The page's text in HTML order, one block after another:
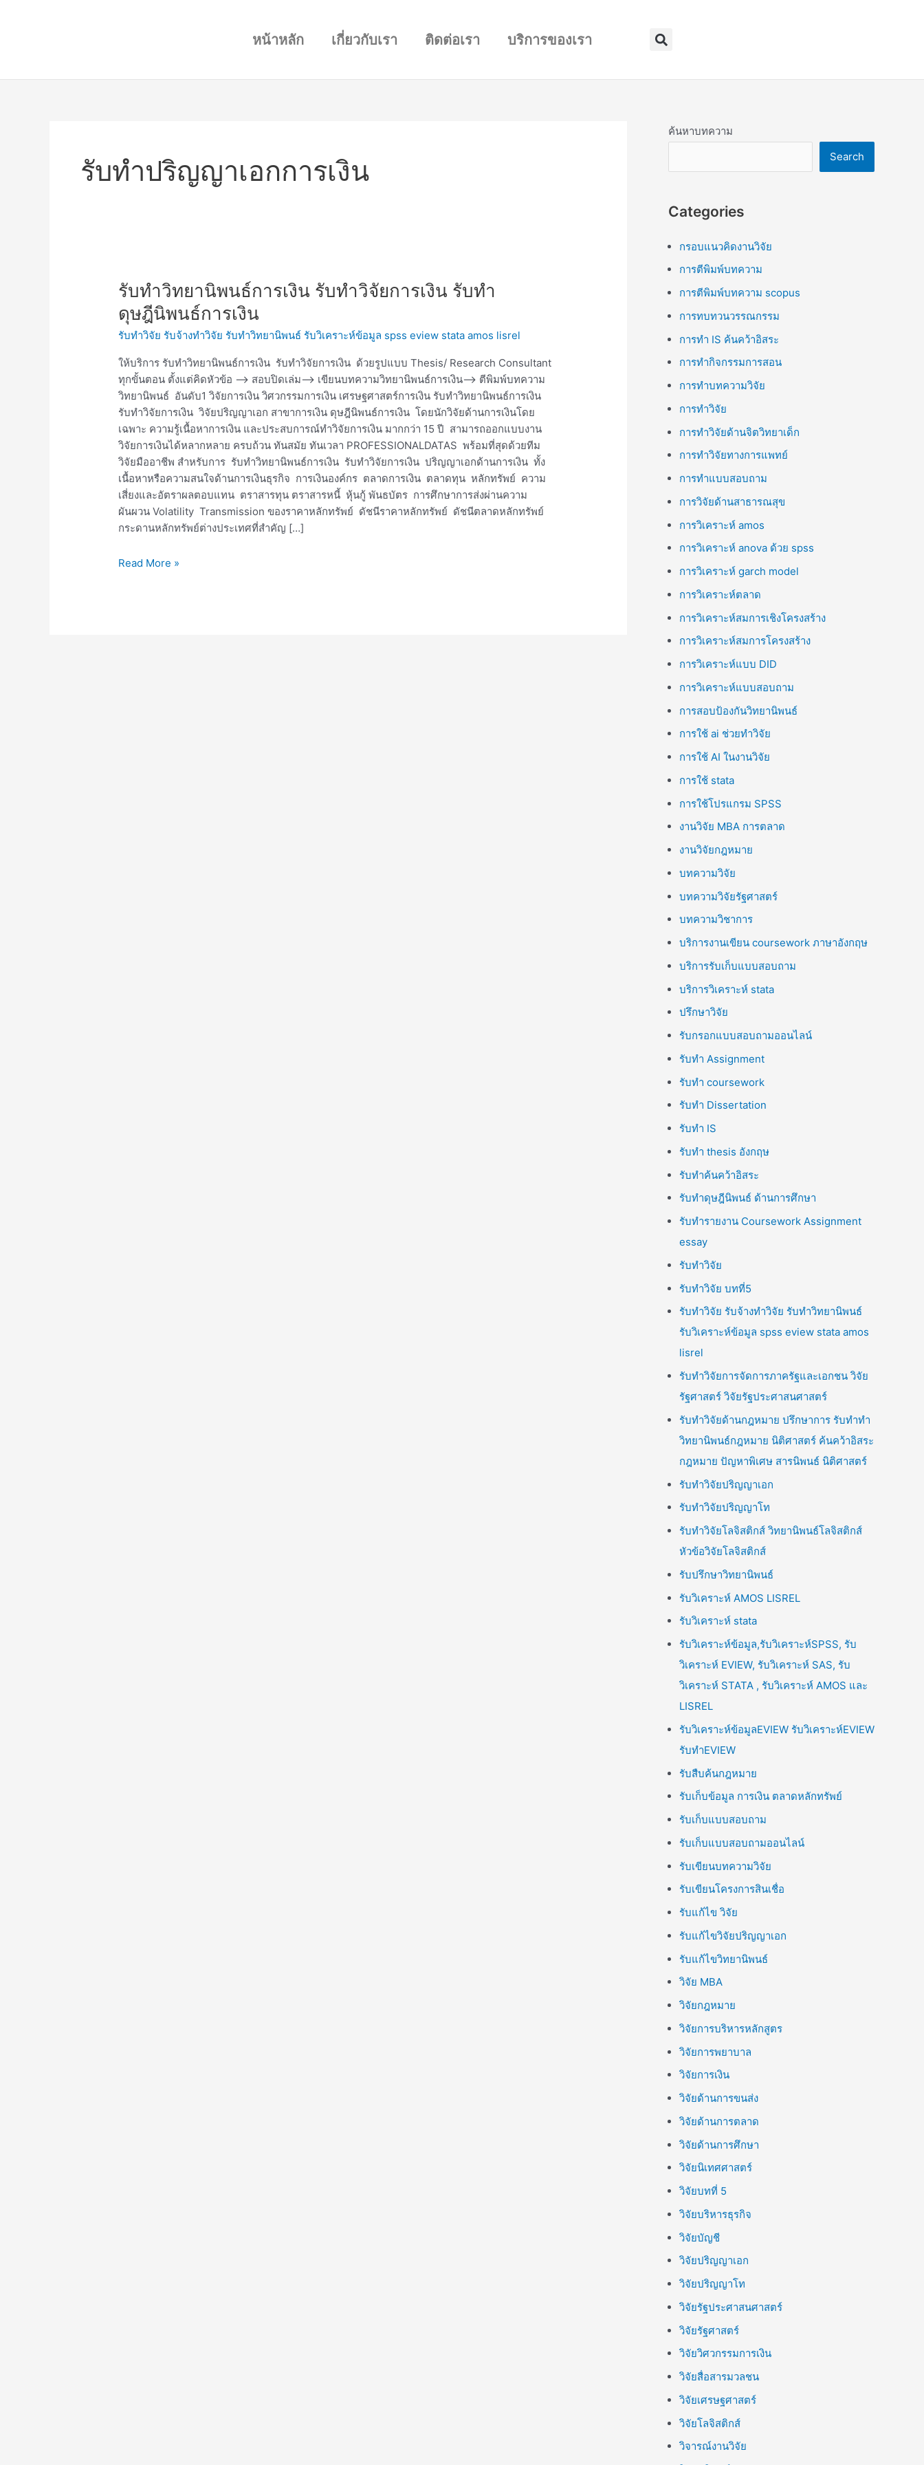
หน้าหลัก เกี่ยวกับเรา ติดต่อเรา บริการของเรา Search
รับทำปริญญาเอกการเงิน
รับทำวิทยานิพนธ์การเงิน รับทำวิจัยการเงิน รับทำ
ดุษฎีนิพนธ์การเงิน
รับทำวิจัย รับจ้างทำวิจัย รับทำวิทยานิพนธ์ รับวิเคราะห์ข้อมูล spss eview stata amos lisrel
ให้บริการ รับทำวิทยานิพนธ์การเงิน รับทำวิจัยการเงิน ด้วยรูปแบบ Thesis/ Research Consultant
ทุกขั้นตอน ตั้งแต่คิดหัวข้อ —> สอบปิดเล่ม—> เขียนบทความวิทยานิพนธ์การเงิน—-> ตีพิมพ์บทความ
วิทยานิพนธ์ อันดับ1 วิจัยการเงิน วิศวกรรมการเงิน เศรษฐศาสตร์การเงิน รับทำวิทยานิพนธ์การเงิน
รับทำวิจัยการเงิน วิจัยปริญญาเอก สาขาการเงิน ดุษฎีนิพนธ์การเงิน โดยนักวิจัยด้านการเงินโดย
เฉพาะ ความรู้เนื้อหาการเงิน และประสบการณ์ทำวิจัยการเงิน มากกว่า 15 ปี สามารถออกแบบงาน
วิจัยการเงินได้หลากหลาย ครบถ้วน ทันสมัย ทันเวลา PROFESSIONALDATAS พร้อมที่สุดด้วยทีม
วิจัยมืออาชีพ สำหรับการ รับทำวิทยานิพนธ์การเงิน รับทำวิจัยการเงิน ปริญญาเอกด้านการเงิน ทั้ง
เนื้อหาหรือความสนใจด้านการเงินธุรกิจ การเงินองค์กร ตลาดการเงิน ตลาดทุน หลักทรัพย์ ความ
เสี่ยงและอัตราผลตอบแทน ตราสารทุน ตราสารหนี้ หุ้นกู้ พันธบัตร การศึกษาการส่งผ่านความ
ผันผวน Volatility Transmission ของราคาหลักทรัพย์ ดัชนีราคาหลักทรัพย์ ดัชนีตลาดหลักทรัพย์
กระดานหลักทรัพย์ต่างประเทศที่สำคัญ […]
รับ
วิทยานิพนธ์
การ
รับ
ทำ
วิจัย
การ
เงิน
รับ
ทำ
ดุษฎีนิพนธ์
การ
เงิน
Read More »
ค้นหาบทความ
Search
Categories
กรอบแนวคิดงานวิจัย
การตีพิมพ์บทความ
การตีพิมพ์บทความ scopus
การทบทวนวรรณกรรม
การทำ IS ค้นคว้าอิสระ
การทำกิจกรรมการสอน
การทำบทความวิจัย
การทำวิจัย
การทำวิจัยด้านจิตวิทยาเด็ก
การทำวิจัยทางการแพทย์
การทำแบบสอบถาม
การวิจัยด้านสาธารณสุข
การวิเคราะห์ amos
การวิเคราะห์ anova ด้วย spss
การวิเคราะห์ garch model
การวิเคราะห์ตลาด
การวิเคราะห์สมการเชิงโครงสร้าง
การวิเคราะห์สมการโครงสร้าง
การวิเคราะห์แบบ DID
การวิเคราะห์แบบสอบถาม
การสอบป้องกันวิทยานิพนธ์
การใช้ ai ช่วยทำวิจัย
การใช้ AI ในงานวิจัย
การใช้ stata
การใช้โปรแกรม SPSS
งานวิจัย MBA การตลาด
งานวิจัยกฎหมาย
บทความวิจัย
บทความวิจัยรัฐศาสตร์
บทความวิชาการ
บริการงานเขียน coursework ภาษาอังกฤษ
บริการรับเก็บแบบสอบถาม
บริการวิเคราะห์ stata
ปรึกษาวิจัย
รับกรอกแบบสอบถามออนไลน์
รับทำ Assignment
รับทำ coursework
รับทำ Dissertation
รับทำ IS
รับทำ thesis อังกฤษ
รับทำค้นคว้าอิสระ
รับทำดุษฎีนิพนธ์ ด้านการศึกษา
รับทำรายงาน Coursework Assignment
essay
รับทำวิจัย
รับทำวิจัย บทที่5
รับทำวิจัย รับจ้างทำวิจัย รับทำวิทยานิพนธ์
รับวิเคราะห์ข้อมูล spss eview stata amos
lisrel
รับทำวิจัยการจัดการภาครัฐและเอกชน วิจัย
รัฐศาสตร์ วิจัยรัฐประศาสนศาสตร์
รับทำวิจัยด้านกฎหมาย ปรึกษาการ รับทำทำ
วิทยานิพนธ์กฎหมาย นิติศาสตร์ ค้นคว้าอิสระ
กฎหมาย ปัญหาพิเศษ สารนิพนธ์ นิติศาสตร์
รับทำวิจัยปริญญาเอก
รับทำวิจัยปริญญาโท
รับทำวิจัยโลจิสติกส์ วิทยานิพนธ์โลจิสติกส์
หัวข้อวิจัยโลจิสติกส์
รับปรึกษาวิทยานิพนธ์
รับวิเคราะห์ AMOS LISREL
รับวิเคราะห์ stata
รับวิเคราะห์ข้อมูล,รับวิเคราะห์SPSS, รับ
วิเคราะห์ EVIEW, รับวิเคราะห์ SAS, รับ
วิเคราะห์ STATA , รับวิเคราะห์ AMOS และ
LISREL
รับวิเคราะห์ข้อมูลEVIEW รับวิเคราะห์EVIEW
รับทำEVIEW
รับสืบค้นกฎหมาย
รับเก็บข้อมูล การเงิน ตลาดหลักทรัพย์
รับเก็บแบบสอบถาม
รับเก็บแบบสอบถามออนไลน์
รับเขียนบทความวิจัย
รับเขียนโครงการสินเชื่อ
รับแก้ไข วิจัย
รับแก้ไขวิจัยปริญญาเอก
รับแก้ไขวิทยานิพนธ์
วิจัย MBA
วิจัยกฎหมาย
วิจัยการบริหารหลักสูตร
วิจัยการพยาบาล
วิจัยการเงิน
วิจัยด้านการขนส่ง
วิจัยด้านการตลาด
วิจัยด้านการศึกษา
วิจัยนิเทศศาสตร์
วิจัยบทที่ 5
วิจัยบริหารธุรกิจ
วิจัยบัญชี
วิจัยปริญญาเอก
วิจัยปริญญาโท
วิจัยรัฐประศาสนศาสตร์
วิจัยรัฐศาสตร์
วิจัยวิศวกรรมการเงิน
วิจัยสื่อสารมวลชน
วิจัยเศรษฐศาสตร์
วิจัยโลจิสติกส์
วิจารณ์งานวิจัย